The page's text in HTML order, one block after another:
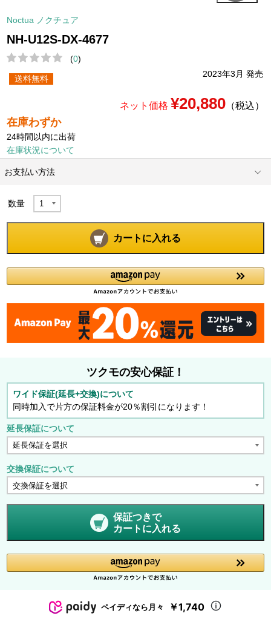
Noctua ノクチュア
NH-U12S-DX-4677
(0)
2023年3月 発売
送料無料
ネット価格 ¥20,880（税込）
在庫わずか
24時間以内に出荷
在庫状況について
お支払い方法
数量
カートに入れる
ツクモの安心保証！
ワイド保証(延長+交換)について
同時加入で片方の保証料金が20％割引になります！
延長保証について
交換保証について
保証つきで
カートに入れる
ペイディなら月々 ￥1,740